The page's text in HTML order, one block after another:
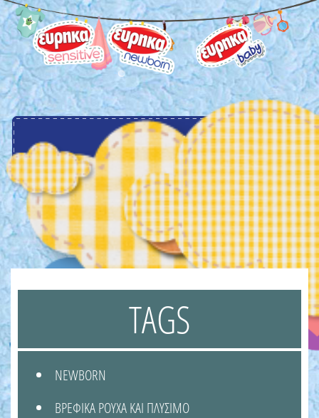
menu
TAGS
NEWBORN
ΒΡΕΦΙΚΑ ΡΟΥΧΑ ΚΑΙ ΠΛΥΣΙΜΟ